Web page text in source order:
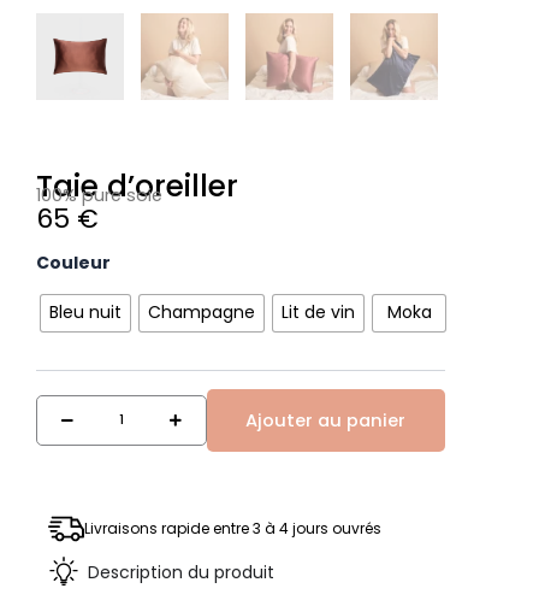
Taie d’oreiller
100% pure soie
65 €
Couleur
Bleu nuit Champagne Lit de vin Moka
quantité
Taie
d'oreiller
Ajouter au panier
Livraisons rapide entre 3 à 4 jours ouvrés
Description du produit